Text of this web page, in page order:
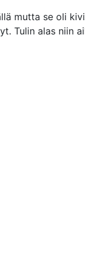
mutta se oli
Tulin alas niin